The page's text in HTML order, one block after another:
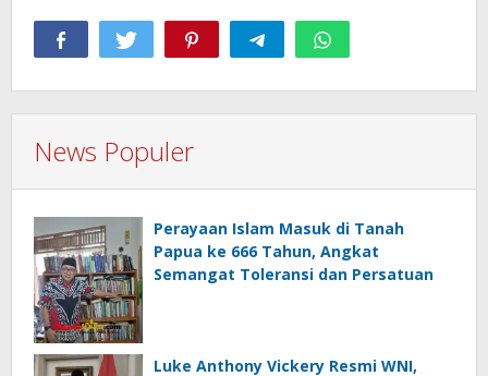
News Populer
Perayaan Islam Masuk di Tanah
Papua ke 666 Tahun, Angkat
Semangat Toleransi dan Persatuan
Luke Anthony Vickery Resmi WNI,